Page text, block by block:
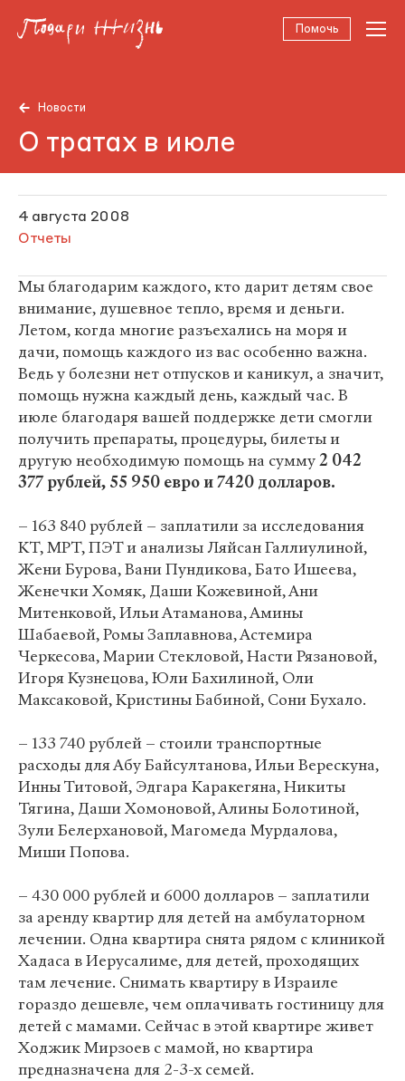
Помочь
Новости
О тратах в июле
4 августа 2008
Отчеты
Мы благодарим каждого, кто дарит детям свое
внимание, душевное тепло, время и деньги.
Летом, когда многие разъехались на моря и
дачи, помощь каждого из вас особенно важна.
Ведь у болезни нет отпусков и каникул, а значит,
помощь нужна каждый день, каждый час. В
июле благодаря вашей поддержке дети смогли
получить препараты, процедуры, билеты и
другую необходимую помощь на сумму2 042
377 рублей, 55 950 евро и 7420 долларов.
– 163 840 рублей – заплатили за исследования
КТ, МРТ, ПЭТ и анализы Ляйсан Галлиулиной,
Жени Бурова, Вани Пундикова, Бато Ишеева,
Женечки Хомяк, Даши Кожевиной, Ани
Митенковой, Ильи Атаманова, Амины
Шабаевой, Ромы Заплавнова, Астемира
Черкесова, Марии Стекловой, Насти Рязановой,
Игоря Кузнецова, Юли Бахилиной, Оли
Максаковой, Кристины Бабиной, Сони Бухало.
– 133 740 рублей – стоили транспортные
расходы для Абу Байсултанова, Ильи Верескуна,
Инны Титовой, Эдгара Каракегяна, Никиты
Тягина, Даши Хомоновой, Алины Болотиной,
Зули Белерхановой, Магомеда Мурдалова,
Миши Попова.
– 430 000 рублей и 6000 долларов – заплатили
за аренду квартир для детей на амбулаторном
лечении. Одна квартира снята рядом с клиникой
Хадаса в Иерусалиме, для детей, проходящих
там лечение. Снимать квартиру в Израиле
гораздо дешевле, чем оплачивать гостиницу для
детей с мамами. Сейчас в этой квартире живет
Ходжик Мирзоев с мамой, но квартира
предназначена для 2-3-х семей.